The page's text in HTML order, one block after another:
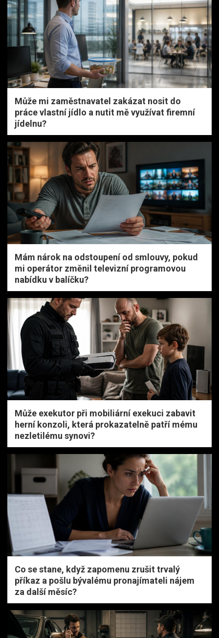
Může mi zaměstnavatel zakázat nosit do
práce vlastní jídlo a nutit mě využívat firemní
jídelnu?
Mám nárok na odstoupení od smlouvy, pokud
mi operátor změnil televizní programovou
nabídku v balíčku?
Může exekutor při mobiliární exekuci zabavit
herní konzoli, která prokazatelně patří mému
nezletilému synovi?
Co se stane, když zapomenu zrušit trvalý
příkaz a pošlu bývalému pronajímateli nájem
za další měsíc?